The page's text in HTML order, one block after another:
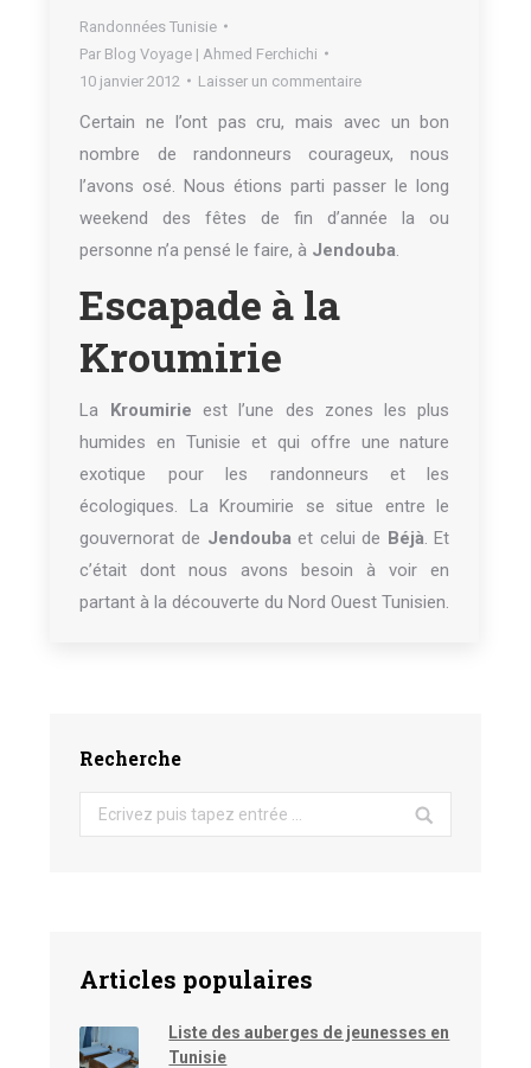
Randonnées Tunisie
Par Blog Voyage | Ahmed Ferchichi
10 janvier 2012
Laisser un commentaire
Certain ne l’ont pas cru, mais avec un bon
nombre de randonneurs courageux, nous
l’avons osé. Nous étions parti passer le long
weekend des fêtes de fin d’année la ou
personne n’a pensé le faire, à Jendouba
Escapade à la
Kroumirie
La Kroumirie est l’une des zones les plus
humides en Tunisie et qui offre une nature
exotique pour les randonneurs et les
écologiques. La Kroumirie se situe entre le
gouvernorat de Jendouba et celui de Béjà . Et
c’était dont nous avons besoin à voir en
partant à la découverte du Nord Ouest Tunisien.
Recherche
Search:
Articles populaires
Liste des auberges de jeunesses en
Tunisie